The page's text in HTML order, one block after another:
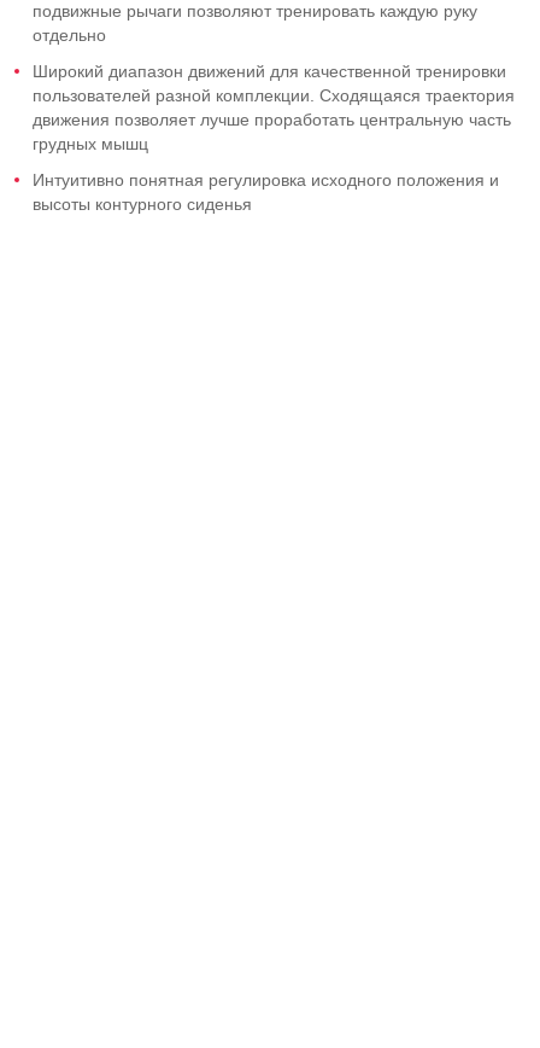
подвижные рычаги позволяют тренировать каждую руку
отдельно
Широкий диапазон движений для качественной тренировки
пользователей разной комплекции. Сходящаяся траектория
движения позволяет лучше проработать центральную часть
грудных мышц
Интуитивно понятная регулировка исходного положения и
высоты контурного сиденья